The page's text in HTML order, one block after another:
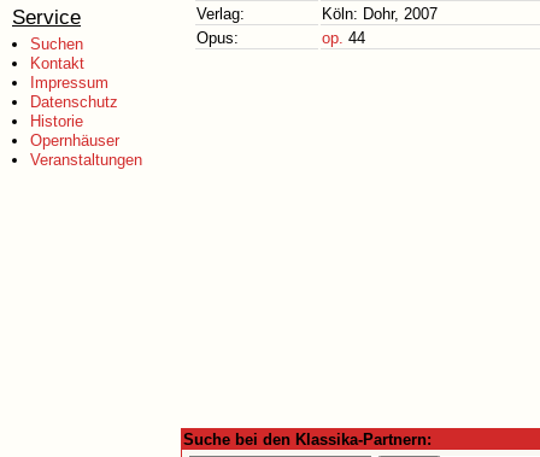
Service
Suchen
Kontakt
Impressum
Datenschutz
Historie
Opernhäuser
Veranstaltungen
Verlag:
Köln: Dohr, 2007
Opus:
op. 44
Suche bei den Klassika-Partnern: